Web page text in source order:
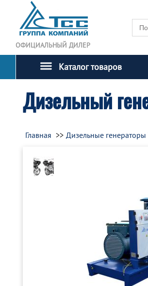
ОФИЦИАЛЬНЫЙ ДИЛЕР
Каталог товаров
Дизельный
Главная Дизельные генераторы